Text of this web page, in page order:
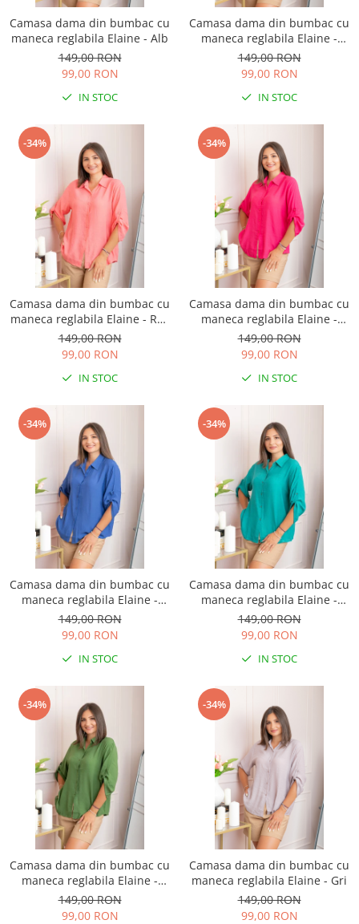
Camasa dama din bumbac cu
maneca reglabila Elaine - Alb
149,00 RON
99,00 RON
IN STOC
Camasa dama din bumbac cu
maneca reglabila Elaine -
Galben pastel
149,00 RON
99,00 RON
IN STOC
-34%
Camasa dama din bumbac cu
maneca reglabila Elaine - Roz
somon
149,00 RON
99,00 RON
IN STOC
-34%
Camasa dama din bumbac cu
maneca reglabila Elaine -
Ciclam
149,00 RON
99,00 RON
IN STOC
-34%
Camasa dama din bumbac cu
maneca reglabila Elaine -
Albastru
149,00 RON
99,00 RON
IN STOC
-34%
Camasa dama din bumbac cu
maneca reglabila Elaine -
Turcoaz
149,00 RON
99,00 RON
IN STOC
-34%
Camasa dama din bumbac cu
maneca reglabila Elaine -
Verde
149,00 RON
99,00 RON
-34%
Camasa dama din bumbac cu
maneca reglabila Elaine - Gri
149,00 RON
99,00 RON